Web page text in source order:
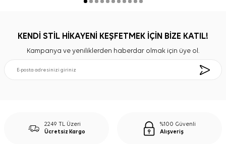
KENDİ STİL HİKAYENİ KEŞFETMEK İÇİN BİZE KATIL!
Kampanya ve yeniliklerden haberdar olmak için üye ol.
2249 TL Üzeri
Ücretsiz Kargo
%100 Güvenli
Alışveriş